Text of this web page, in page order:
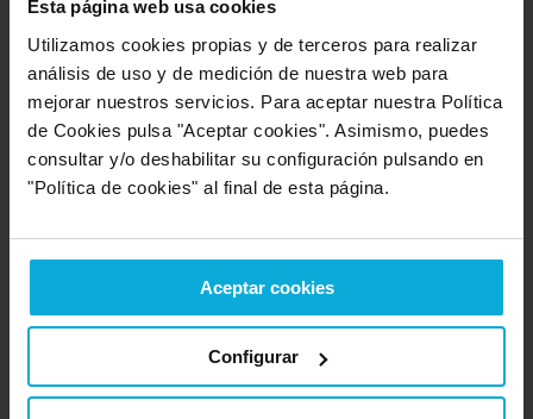
Esta página web usa cookies
Utilizamos cookies propias y de terceros para realizar
análisis de uso y de medición de nuestra web para
mejorar nuestros servicios. Para aceptar nuestra Política
de Cookies pulsa "Aceptar cookies". Asimismo, puedes
consultar y/o deshabilitar su configuración pulsando en
"Política de cookies" al final de esta página.
Aceptar cookies
Configurar
Entre 6 y 8 (233)-12%
Entre 4 y 6(42)-2%
Entre 2 y 4(4)-0%
Entre 0 y 2-0%
Empresa valorada:
6.7